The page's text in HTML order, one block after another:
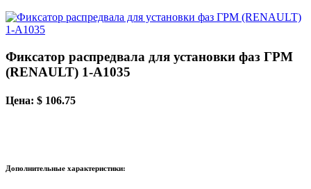
Фиксатор распредвала для установки фаз ГРМ
(RENAULT) 1-A1035
Цена: $ 106.75
Дополнительные характеристики: